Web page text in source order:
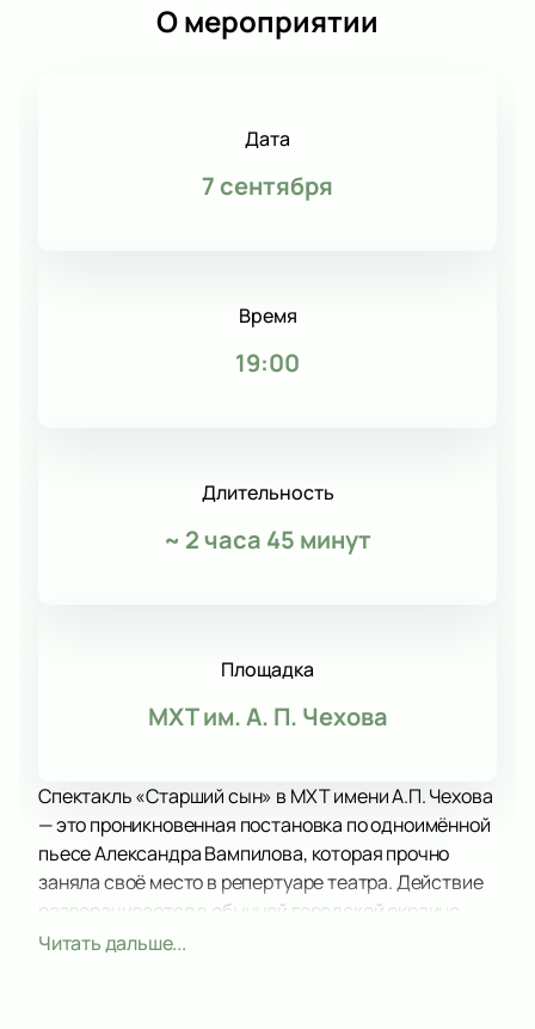
О мероприятии
Дата
7 сентября
Время
19:00
Длительность
~ 2 часа 45 минут
Площадка
МХТ им. А. П. Чехова
Спектакль «Старший сын» в МХТ имени А.П. Чехова
— это проникновенная постановка по одноимённой
пьесе Александра Вампилова, которая прочно
заняла своё место в репертуаре театра. Действие
разворачивается в обычной городской окраине,
где молодой человек случайно оказывается в доме
Читать дальше...